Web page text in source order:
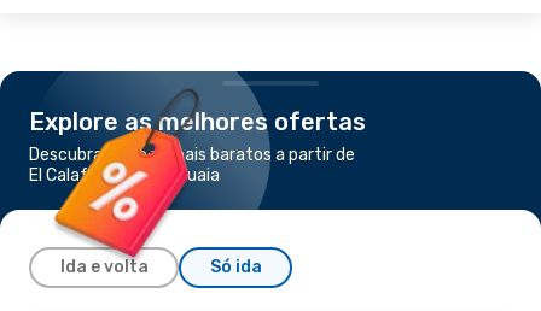
Explore as melhores ofertas
Descubra os voos mais baratos a partir de
El Calafate para Ushuaia
Ida e volta Só ida